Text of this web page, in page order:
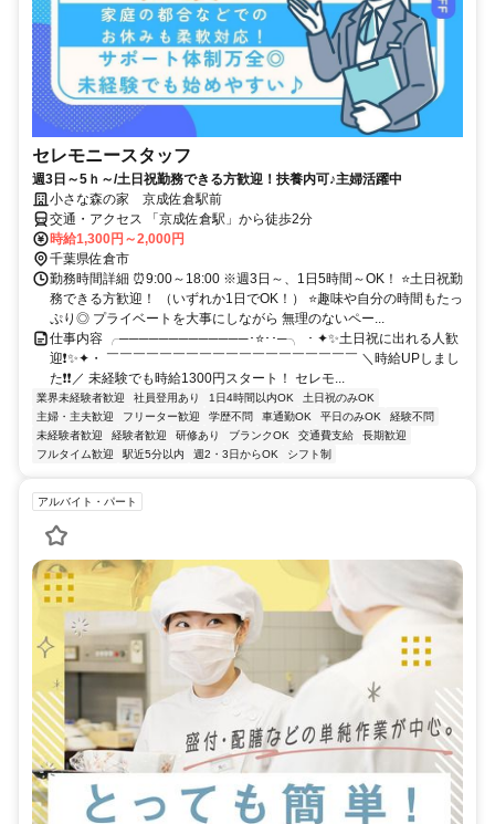
セレモニースタッフ
週3日～5ｈ～/土日祝勤務できる方歓迎！扶養内可♪主婦活躍中
小さな森の家 京成佐倉駅前
交通・アクセス 「京成佐倉駅」から徒歩2分
時給1,300円～2,000円
千葉県佐倉市
勤務時間詳細 ⏰9:00～18:00 ※週3日～、1日5時間～OK！ ⭐土日祝勤
務できる方歓迎！ （いずれか1日でOK！） ⭐趣味や自分の時間もたっ
ぷり◎ プライベートを大事にしながら 無理のないペー...
仕事内容 ╭─────────────･⭐･･─╮ ・✦✨土日祝に出れる人歓
迎❗✨✦・ ￣￣￣￣￣￣￣￣￣￣￣￣￣￣￣￣￣￣￣ ＼時給UPしまし
た❗❗／ 未経験でも時給1300円スタート！ セレモ...
業界未経験者歓迎 社員登用あり 1日4時間以内OK
土日祝のみOK
主婦・主夫歓迎
フリーター歓迎 学歴不問 車通勤OK 平日のみOK
経験不問
未経験者歓迎
経験者歓迎 研修あり ブランクOK 交通費支給
長期歓迎
フルタイム歓迎
駅近5分以内 週2・3日からOK シフト制
アルバイト・パート